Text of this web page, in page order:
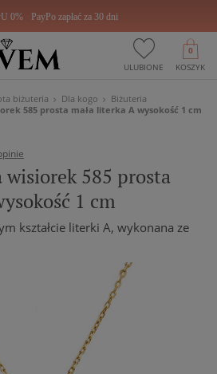
0% PayPo zapłać za 30 dni
ULUBIONE KOSZYK
0
biżuteria Dla kogo
Biżuteria
585 prosta mała literka A wysokość 1 cm
wisiorek 585 prosta
1 cm
kształcie literki A, wykonana ze